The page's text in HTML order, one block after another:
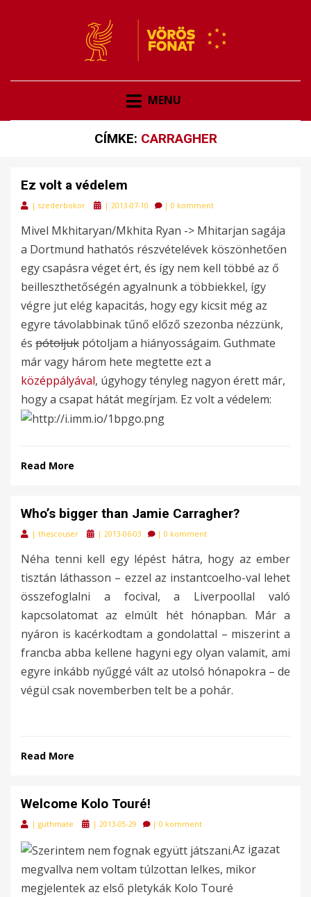
VÖRÖS FONAT
MENU
CÍMKE: CARRAGHER
Ez volt a védelem
| szederbokor
Posted
| 2013-07-10 | 0 komment
Mivel Mkhitaryan/Mkhita Ryan -> Mhitarjan sagája
a Dortmund hathatós részvételévek köszönhetően
egy csapásra véget ért, és így nem kell többé az ő
beilleszthetőségén agyalnunk a többiekkel, így
végre jut elég kapacitás, hogy egy kicsit még az
egyre távolabbinak tűnő előző szezonba nézzünk,
és pótoljuk pótoljam a hiányosságaim. Guthmate
már vagy három hete megtette ezt a
középpályával, úgyhogy tényleg nagyon érett már,
hogy a csapat hátát megírjam. Ez volt a védelem:
Read More
Who’s bigger than Jamie Carragher?
| thescouser
Posted
| 2013-06-03 | 0 komment
Néha tenni kell egy lépést hátra, hogy az ember
tisztán láthasson – ezzel az instantcoelho-val lehet
összefoglalni a focival, a Liverpoollal való
kapcsolatomat az elmúlt hét hónapban. Már a
nyáron is kacérkodtam a gondolattal – miszerint a
francba abba kellene hagyni egy olyan valamit, ami
egyre inkább nyűggé vált az utolsó hónapokra – de
végül csak novemberben telt be a pohár.
Read More
Welcome Kolo Touré!
| guthmate
Posted
| 2013-05-29 | 0 komment
Az igazat
megvallva nem voltam túlzottan lelkes, mikor
megjelentek az első pletykák Kolo Touré